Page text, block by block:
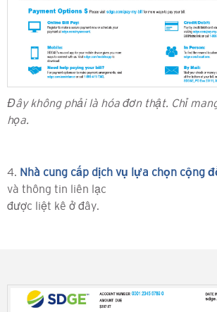
Đây không phải là hóa đơn thật. Chỉ
họa.
4. Nhà cung cấp dịch vụ lựa chọn cộng
và thông tin liên lạc
được liệt kê ở đây.